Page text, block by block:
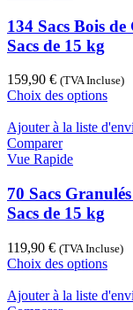
sur
la
du
134 Sacs Bois
Sacs de 15 kg
159,90 € (TVA Incluse)
Choix des optionsCe
a
sur
la
du
Ajouter à la liste
Comparer
Vue Rapide
70 Sacs
Sacs de 15 kg
119,90 € (TVA Incluse)
Choix des optionsCe
a
Ajouter à la liste